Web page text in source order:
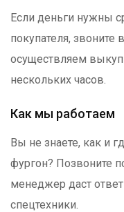
Если деньги нужны
покупателя,
осуществляем выкуп
нескольких часов.
Как мы работаем
Вы не знаете, как и
фургон? Позвоните
менеджер даст
спецтехники.